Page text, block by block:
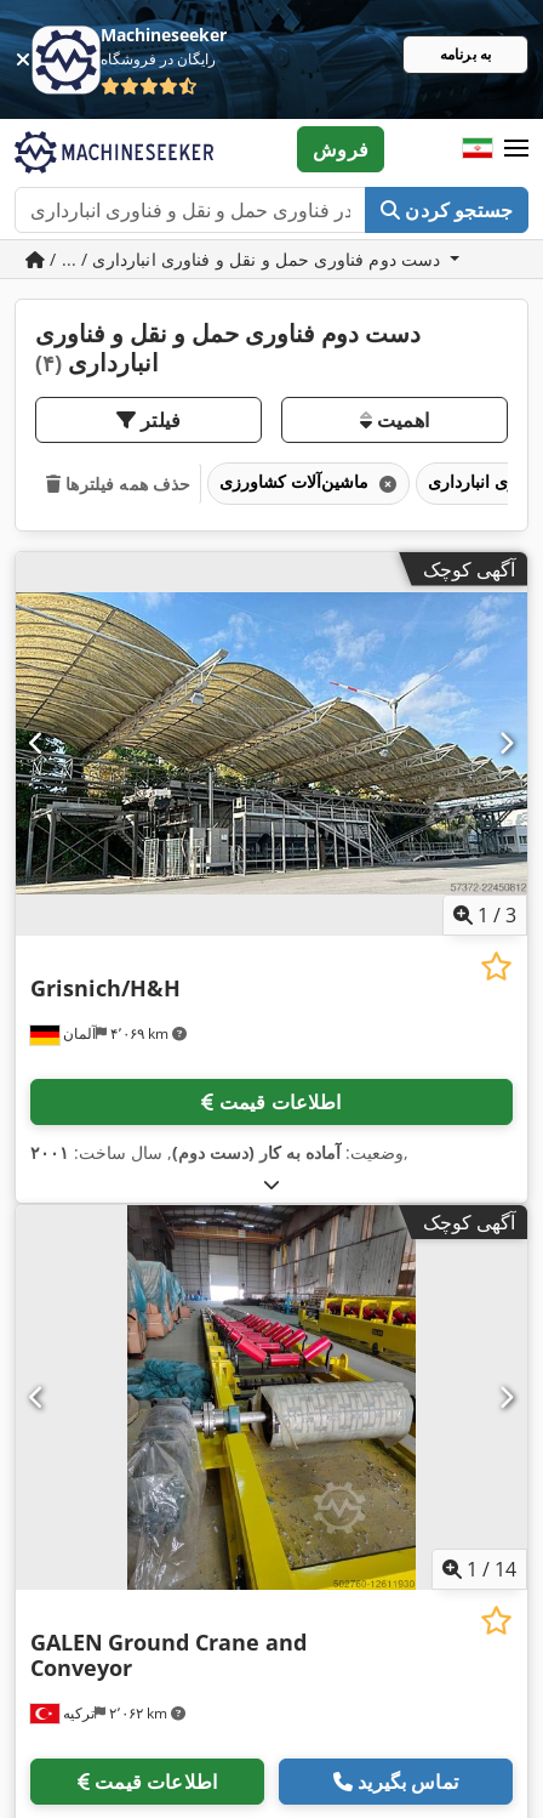
Machineseeker
رایگان در فروشگاه به برنامه
جستجو کردن
فروش
دست دوم فناوری حمل و نقل و فناوری
انبارداری (۴)
فیلتر اهمیت
حذف همه فیلترها
آگهی کوچک
1 /3
آلمان ۴٬۰۶۹ km
Grisnich/H&H
اطلاعات قیمت
وضعیت:آماده به کار (دست دوم), سال ساخت: ۲۰۰۱ ,
آگهی کوچک
1 / 14
ترکیه ۲٬۰۶۲ km
GALEN Ground Crane and
Conveyor
اطلاعات قیمت تماس بگیرید